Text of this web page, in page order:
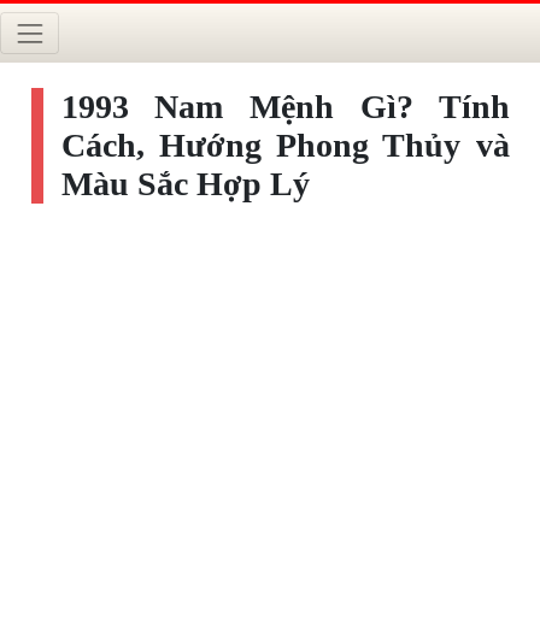
1993 Nam Mệnh Gì? Tính
Cách, Hướng Phong Thủy và
Màu Sắc Hợp Lý